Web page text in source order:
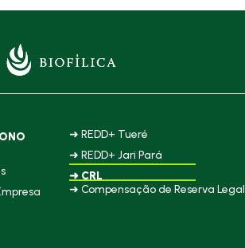
➜ REDD+ Tueré
➜ REDD+ Jari Pará
➜ CRL
➜ Compensação de Reserva Legal